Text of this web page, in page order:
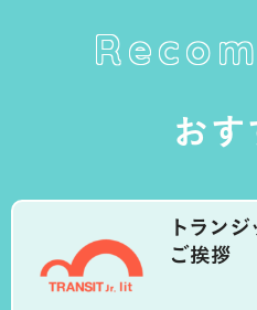
おす
トラン
ご挨拶